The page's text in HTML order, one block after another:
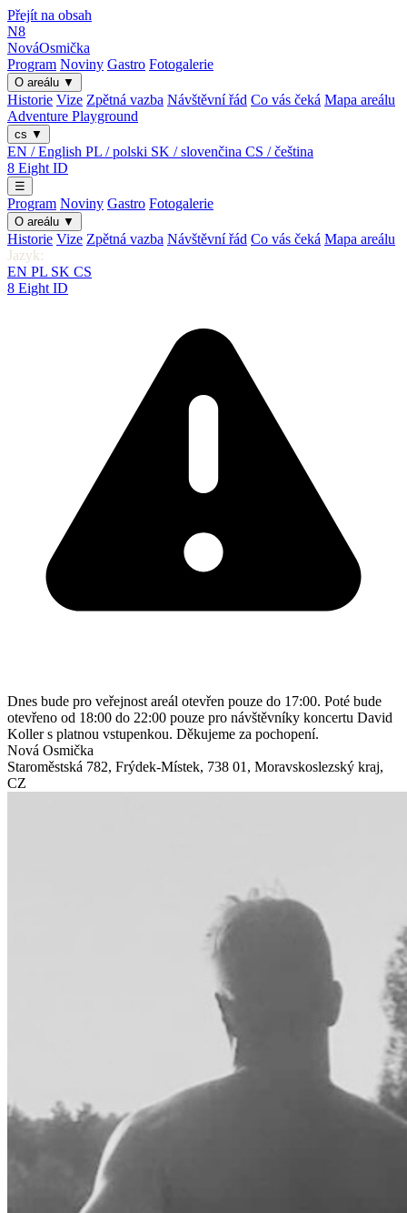
Přejít na obsah
N8
NováOsmička
Program Noviny Gastro Fotogalerie
O areálu ▼
Historie Vize Zpětná vazba Návštěvní řád Co vás čeká Mapa areálu
Adventure Playground
cs ▼
EN / English PL / polski SK / slovenčina CS / čeština
8 Eight ID
☰
Program Noviny Gastro Fotogalerie
O areálu ▼
Historie Vize Zpětná vazba Návštěvní řád Co vás čeká Mapa areálu
Jazyk:
EN PL SK CS
8 Eight ID
Dnes bude pro veřejnost areál otevřen pouze do 17:00. Poté bude
otevřeno od 18:00 do 22:00 pouze pro návštěvníky koncertu David
Koller s platnou vstupenkou. Děkujeme za pochopení.
Nová Osmička
Staroměstská 782, Frýdek-Místek, 738 01 , Moravskoslezský kraj,
CZ